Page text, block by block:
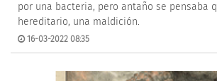
por una bacteria, pero antaño se pensaba
hereditario, una maldición.
16-03-2022 08:35